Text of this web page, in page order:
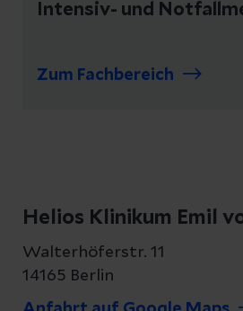
Intensiv- und
Zum Fachbereich
Helios Klinikum Emil
Walterhöferstr. 11
14165 Berlin